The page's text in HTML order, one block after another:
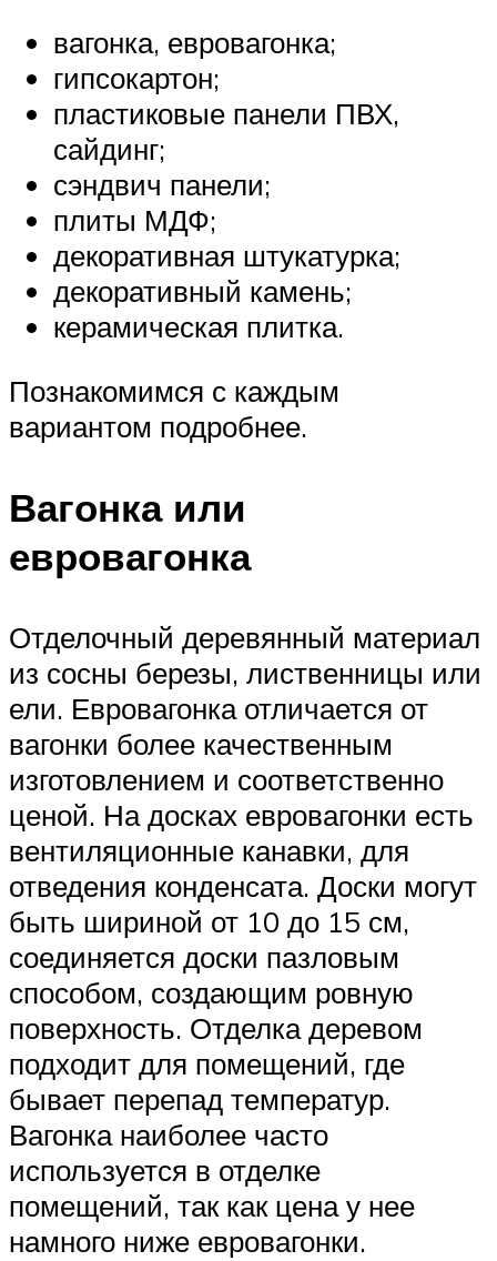
вагонка, евровагонка;
гипсокартон;
пластиковые панели ПВХ,
сайдинг;
сэндвич панели;
плиты МДФ;
декоративная штукатурка;
декоративный камень;
керамическая плитка.
Познакомимся с каждым
вариантом подробнее.
Вагонка или
евровагонка
Отделочный деревянный материал
из сосны березы, лиственницы или
ели. Евровагонка отличается от
вагонки более качественным
изготовлением и соответственно
ценой. На досках евровагонки есть
вентиляционные канавки, для
отведения конденсата. Доски могут
быть шириной от 10 до 15 см,
соединяется доски пазловым
способом, создающим ровную
поверхность. Отделка деревом
подходит для помещений, где
бывает перепад температур.
Вагонка наиболее часто
используется в отделке
помещений, так как цена у нее
намного ниже евровагонки.